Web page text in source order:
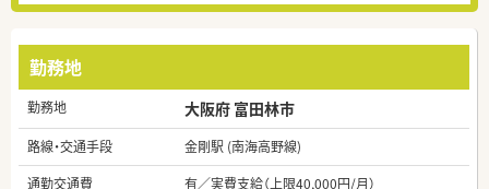
勤務地
勤務地 大阪府 富田林市
路線・交通手段
金剛駅 (南海高野線)
通勤交通費
有／実費支給（上限40,000円/月）